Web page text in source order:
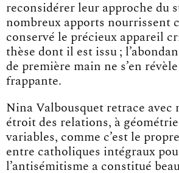
reconsidérer leur approche du
nombreux apports nourrissent
conservé le précieux appareil
thèse dont il est issu ;
de première main ne s’en
frappante.
Nina Valbousquet retrace avec
étroit des relations, à
variables, comme c’est le
entre catholiques intégraux
l’antisémitisme a constitué